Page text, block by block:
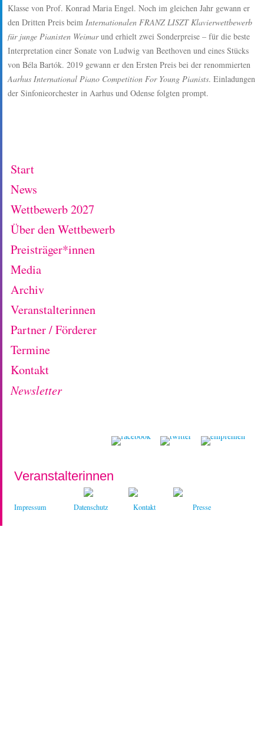
Klasse von Prof. Konrad Maria Engel. Noch im gleichen Jahr gewann er
den Dritten Preis beim Internationalen FRANZ LISZT Klavierwettbewerb
für junge Pianisten Weimarund erhielt zwei Sonderpreise – für die beste
Interpretation einer Sonate von Ludwig van Beethoven und eines Stücks
von Béla Bartók. 2019 gewann er den Ersten Preis bei der renommierten
Aarhus International Piano Competition For Young Pianists. Einladungen
der Sinfonieorchester in Aarhus und Odense folgten prompt.
Start
News
Wettbewerb 2027
Über den Wettbewerb
Preisträger*innen
Media
Archiv
Veranstalterinnen
Partner / Förderer
Termine
Kontakt
Newsletter
Veranstalterinnen
Impressum Datenschutz Kontakt Presse